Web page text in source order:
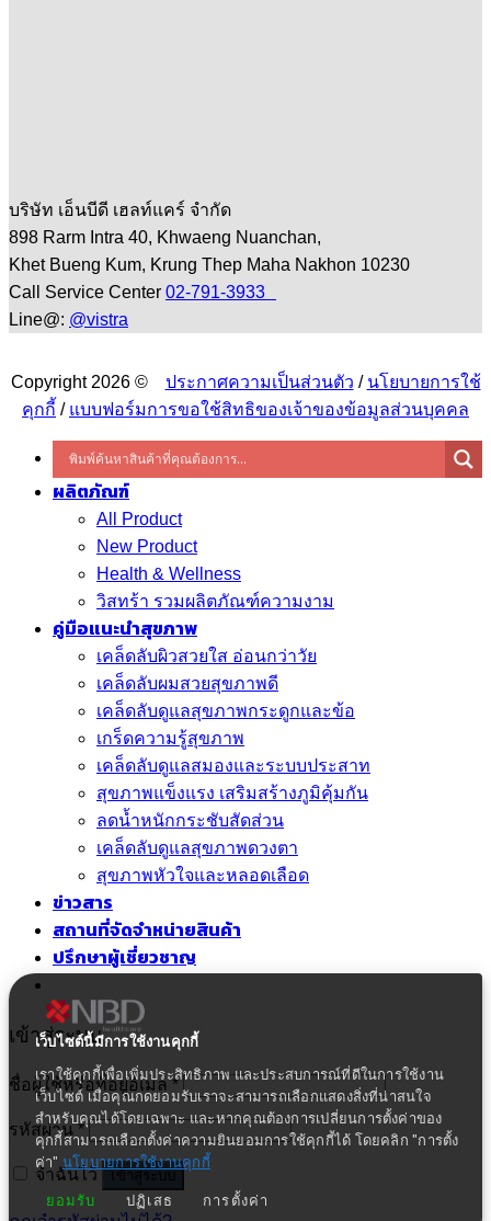
เว็บไซต์นี้มีการใช้งานคุกกี้
เราใช้คุกกี้เพื่อเพิ่มประสิทธิภาพ และประสบการณ์ที่ดีในการใช้งาน
เว็บไซต์ เมื่อคุณกดยอมรับเราจะสามารถเลือกแสดงสิ่งที่น่าสนใจ
สำหรับคุณได้โดยเฉพาะ และหากคุณต้องการเปลี่ยนการตั้งค่าของ
คุกกี้สามารถเลือกตั้งค่าความยินยอมการใช้คุกกี้ได้ โดยคลิก "การตั้ง
ค่า"นโยบายการใช้งานคุกกี้
ยอมรับ ปฏิเสธ การตั้งค่า
บริษัท เอ็นบีดี เฮลท์แคร์ จำกัด
898 Rarm Intra 40, Khwaeng Nuanchan,
Khet Bueng Kum, Krung Thep Maha Nakhon 10230
Call Service Center 02-791-3933
Line@: @vistra
Copyright 2026 © ประกาศความเป็นส่วนตัว / นโยบายการใช้
คุกกี้ / แบบฟอร์มการขอใช้สิทธิของเจ้าของข้อมูลส่วนบุคคล
ผลิตภัณฑ์
All Product
New Product
Health & Wellness
วิสทร้า รวมผลิตภัณฑ์ความงาม
คู่มือแนะนำสุขภาพ
เคล็ดลับผิวสวยใส อ่อนกว่าวัย
เคล็ดลับผมสวยสุขภาพดี
เคล็ดลับดูแลสุขภาพกระดูกและข้อ
เกร็ดความรู้สุขภาพ
เคล็ดลับดูแลสมองและระบบประสาท
สุขภาพแข็งแรง เสริมสร้างภูมิคุ้มกัน
ลดน้ำหนักกระชับสัดส่วน
เคล็ดลับดูแลสุขภาพดวงตา
สุขภาพหัวใจและหลอดเลือด
ข่าวสาร
สถานที่จัดจำหน่ายสินค้า
ปรึกษาผู้เชี่ยวชาญ
เข้าสู่ระบบ
ชื่อผู้ใช้หรือที่อยู่อีเมล*
รหัสผ่าน*
จำฉันไว้ เข้าสู่ระบบ